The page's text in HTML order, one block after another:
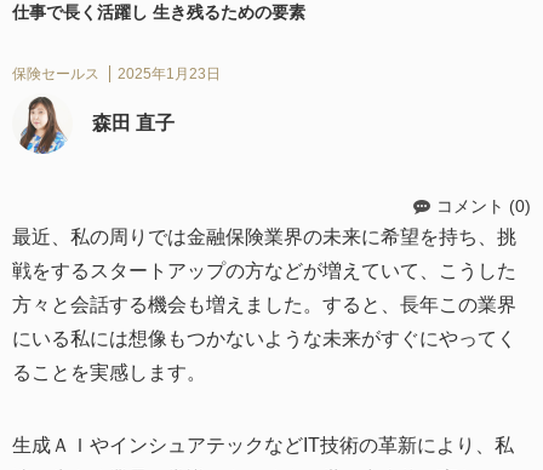
ッ仕事で長く活躍し 生き残るための要素
保険セールス 2025年1月23日
森田 直子
コメント (0)
最近、私の周りでは金融保険業界の未来に希望を持ち、挑
戦をするスタートアップの方などが増えていて、こうした
方々と会話する機会も増えました。すると、長年この業界
にいる私には想像もつかないような未来がすぐにやってく
ることを実感します。
生成ＡＩやインシュアテックなどIT技術の革新により、私